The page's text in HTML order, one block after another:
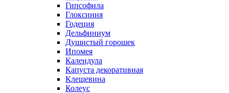
Гипсофила
Глоксиния
Годеция
Дельфиниум
Душистый горошек
Ипомея
Календула
Капуста декоративная
Клещевина
Колеус